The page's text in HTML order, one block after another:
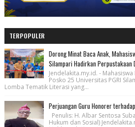
TERPOPULER
Dorong Minat Baca Anak,
Silampari Hadirkan Perpustakaan
Jendelakita.my.id. - Mahasiswa
Posko 25 Universitas PGRI
Lomba Tematik Literasi yang...
Perjuangan Guru Honorer
Penulis: H. Albar Sentosa
Hukum dan Sosial)